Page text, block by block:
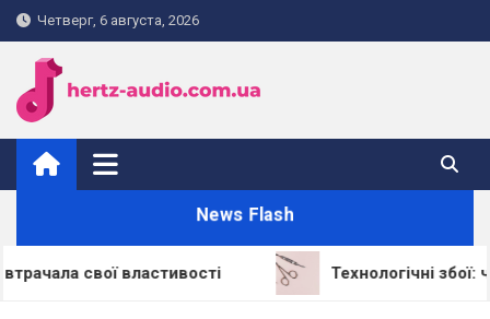
Skip
to
content
Четверг, 6 августа, 2026
hertz-audio.com.ua
News Flash
властивості Технологічні збої: через